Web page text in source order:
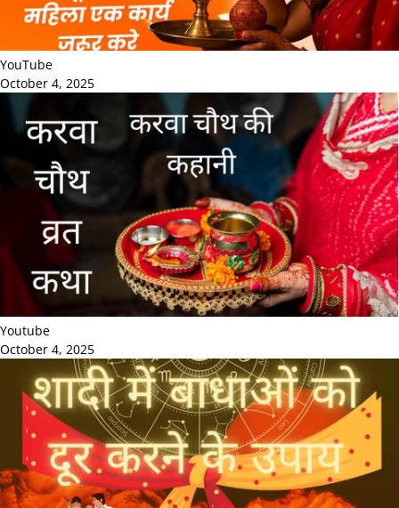
YouTube
October 4, 2025
Youtube
October 4, 2025